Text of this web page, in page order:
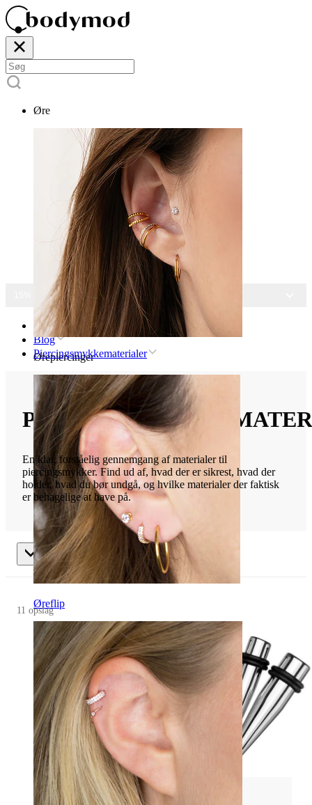
Øre
Ørepiercinger
Øreflip
15% RABAT PÅ ALLE SMYKKER
Forsiden
Blog
Piercingsmykkematerialer
En klar, forståelig gennemgang af materialer til
piercingsmykker. Find ud af, hvad der er sikrest, hvad der
holder, hvad du bør undgå, og hvilke materialer der faktisk
er behagelige at have på.
Piercingsmykkematerialer
11 opslag